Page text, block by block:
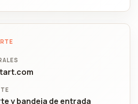
y bandeja de entrada